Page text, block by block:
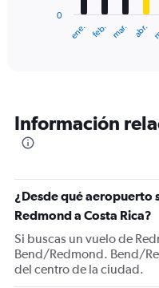
categories.
The
Y
axis
displaying
values.
Range:
0
ene. feb. mar. abr.
0
Información
¿Desde qué aeropuerto
Redmond a Costa Rica?
Si buscas un vuelo de
Bend/Redmond. Bend/
del centro de la ciudad.